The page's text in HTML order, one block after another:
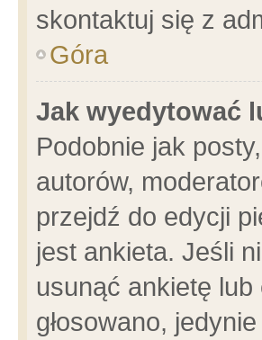
skontaktuj się z
Góra
Jak wyedytować
Podobnie jak
autorów,
przejdź do edycji
jest ankieta. Jeśli
usunąć ankietę
głosowano,